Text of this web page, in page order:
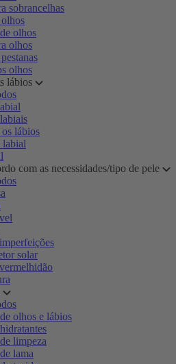
sobrancelhas
olhos
olhos
olhos
lábios
lábios
labial
com as necessidades/tipo de pele
solar
olhos e lábios
limpeza
lama